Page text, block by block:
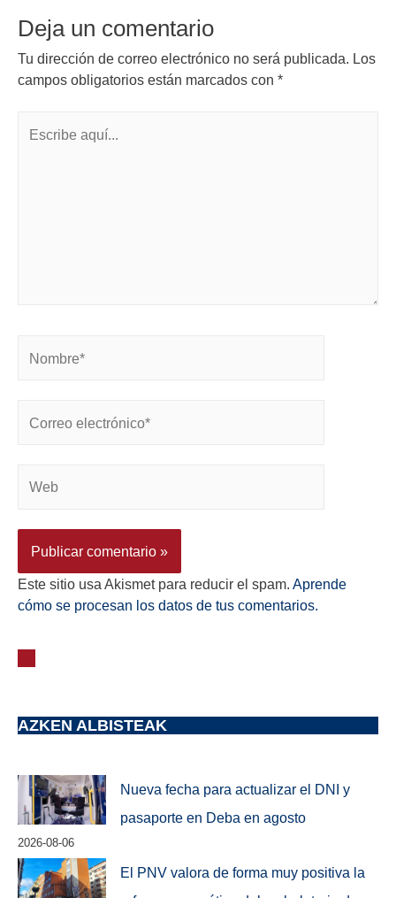
Deja un comentario
Tu dirección de correo electrónico no será publicada. Los
campos obligatorios están marcados con *
Este sitio usa Akismet para reducir el spam. Aprende
cómo se procesan los datos de tus comentarios.
AZKEN ALBISTEAK
Nueva fecha para actualizar el DNI y
pasaporte en Deba en agosto
2026-08-06
El PNV valora de forma muy positiva la